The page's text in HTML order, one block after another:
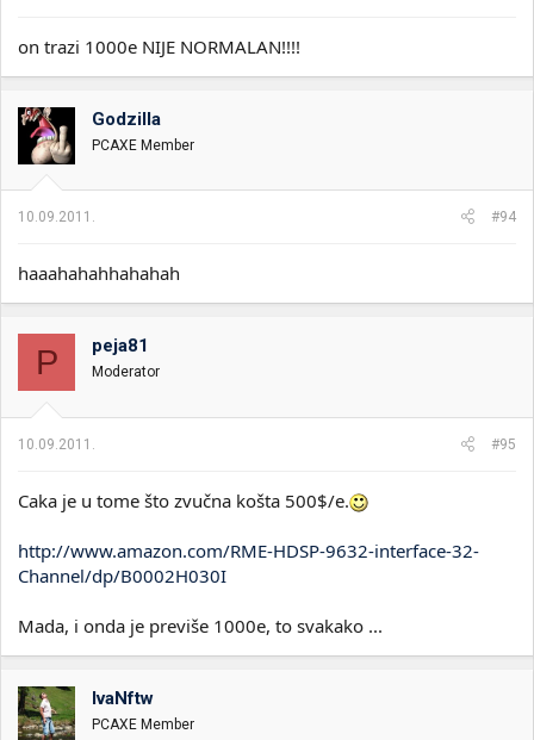
on trazi 1000e NIJE NORMALAN!!!!
Godzilla
PCAXE Member
10.09.2011. #94
haaahahahhahahah
P peja81
Moderator
10.09.2011. #95
Caka je u tome što zvučna košta 500$/e.
http://www.amazon.com/RME-HDSP-9632-interface-32-
Channel/dp/B0002H030I
Mada, i onda je previše 1000e, to svakako ...
IvaNftw
PCAXE Member